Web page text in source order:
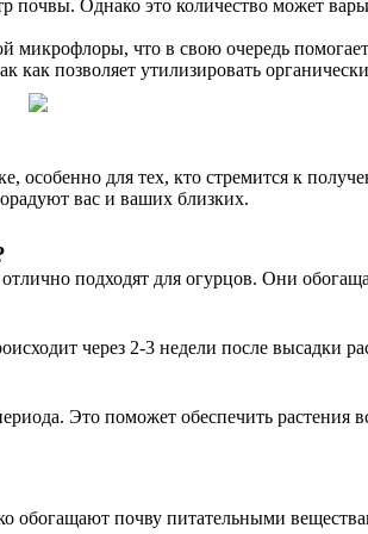
Однако это количество может
что в свою очередь
как позволяет утилизировать
для тех, кто стремится к
вас и ваших близких.
подходят для огурцов. Они
через 2-3 недели после высадки
Это поможет обеспечить
обогащают почву питательными